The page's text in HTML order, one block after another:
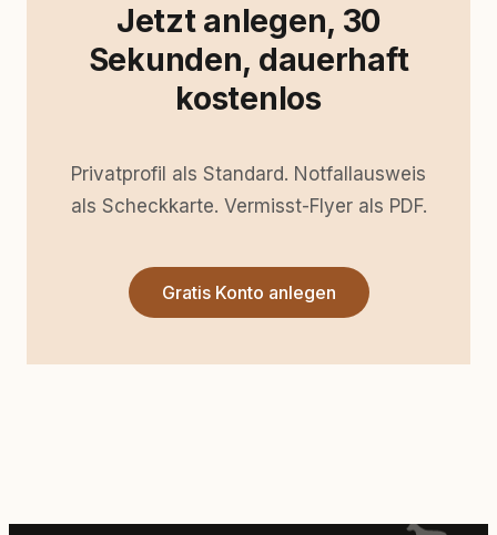
Jetzt anlegen, 30
Sekunden, dauerhaft
kostenlos
Privatprofil als Standard. Notfallausweis
als Scheckkarte. Vermisst-Flyer als PDF.
Gratis Konto anlegen